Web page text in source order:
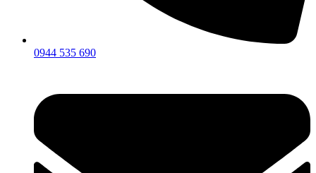
0944 535 690